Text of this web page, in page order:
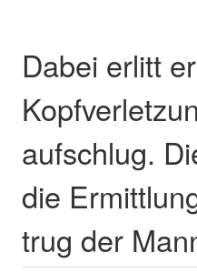
Dabei erlitt
aufschlug.
die
trug der